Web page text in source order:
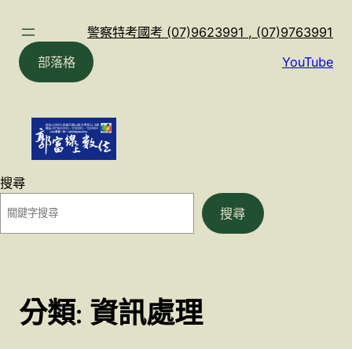
警察特考國考 (07)9623991 , (07)9763991
部落格
YouTube
搜尋
搜尋
分類: 資訊處理